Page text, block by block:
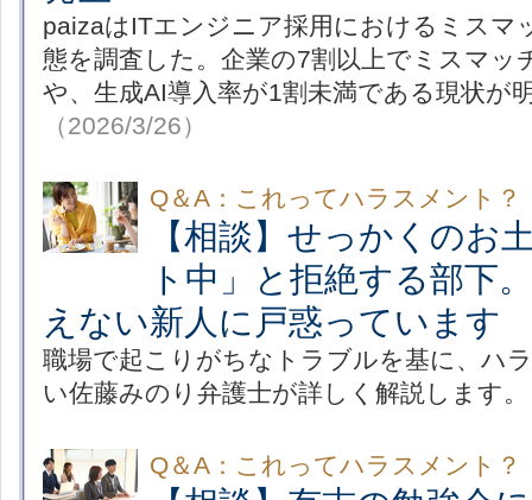
paizaはITエンジニア採用におけるミスマ
態を調査した。企業の7割以上でミスマッ
や、生成AI導入率が1割未満である現状が
（2026/3/26）
Q＆A：これってハラスメント？
【相談】せっかくのお
ト中」と拒絶する部下
えない新人に戸惑っています
職場で起こりがちなトラブルを基に、ハ
い佐藤みのり弁護士が詳しく解説します。
Q＆A：これってハラスメント？